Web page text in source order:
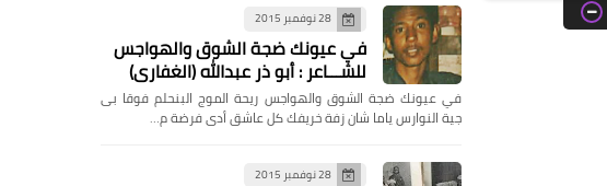
28 نوفمبر 2015
في عيونك ضجة الشوق والهواجس
للشـــاعر : أبو ذر عبدالله (الغفاري)
في عيونك ضجة الشوق والهواجس ريحة الموج البنحلم فوقا بى
جية النوارس ياما شان زفة خريفك كل عاشق أدى فرضة م…
28 نوفمبر 2015